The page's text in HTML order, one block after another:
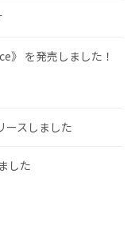
》 を発売しました！
ースしました
した